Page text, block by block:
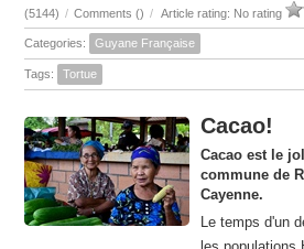
(5144) / Comments () / Article rating: No rating
Categories: Guyane Française
Tags: Tortue
Cacao!
Cacao est le
commune de
Cayenne.
Le temps d'un